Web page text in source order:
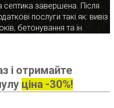
септика завершена. Після
послуги такі як: вивіз
бетонування та ін.
і отримайте
ціна -30%!